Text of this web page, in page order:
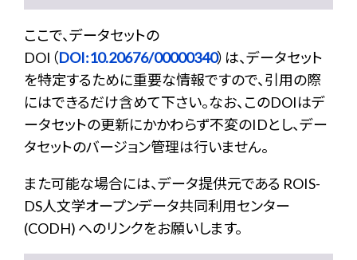
ここで、データセットの
DOI（DOI:10.20676/00000340）は、データセット
を特定するために重要な情報ですので、引用の際
にはできるだけ含めて下さい。なお、このDOIはデ
ータセットの更新にかかわらず不変のIDとし、デー
タセットのバージョン管理は行いません。
また可能な場合には、データ提供元である ROIS-
DS人文学オープンデータ共同利用センター
(CODH) へのリンクをお願いします。